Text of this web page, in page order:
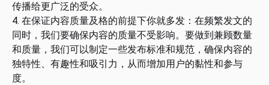
传播给更广泛的受众。
4. 在保证内容质量及格的前提下你就多发：在频繁发文的
同时，我们要确保内容的质量不受影响。要做到兼顾数量
和质量，我们可以制定一些发布标准和规范，确保内容的
独特性、有趣性和吸引力，从而增加用户的黏性和参与
度。